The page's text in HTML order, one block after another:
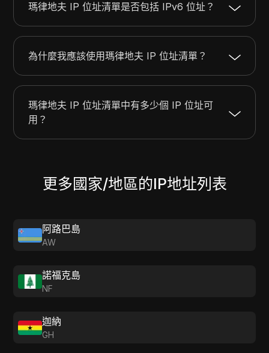
202.21.176.0
202.21.191.255
4096
203.17.86.0
203.17.86.255
256
203.104.24.0
203.104.31.255 2048
瑪律地夫 IP 位址清單是否包括 IPv6 位址？
為什麼我應該使用瑪律地夫 IP 位址清單？
瑪律地夫 IP 位址清單中有多少個 IP 位址可
用？
更多國家/地區的IP地址列表
阿路巴島
AW
諾福克島
NF
迦納
GH